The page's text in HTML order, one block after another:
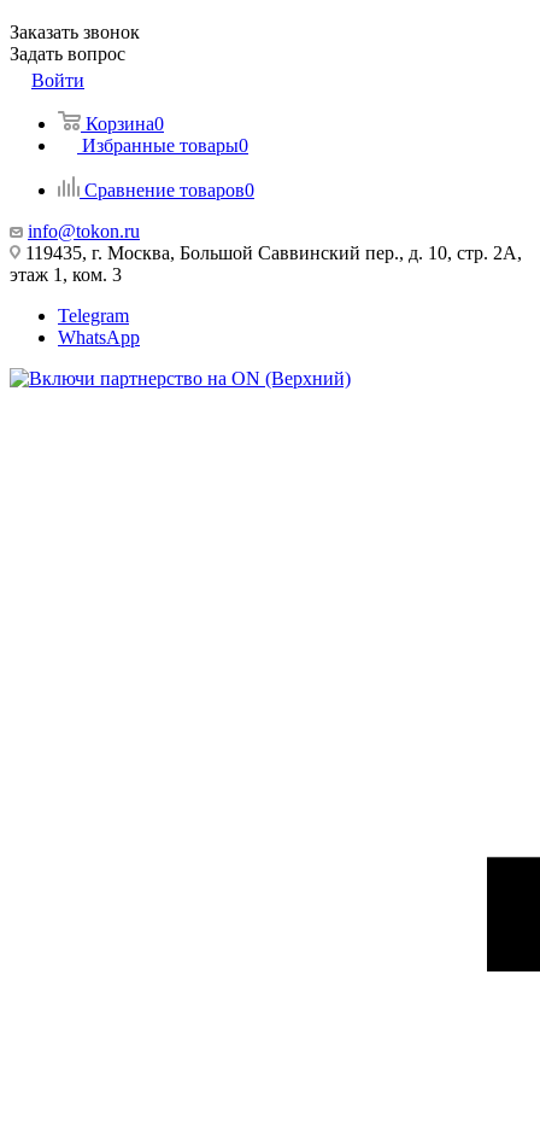
Заказать звонок
Задать вопрос
Войти
Корзина0
Избранные товары0
Сравнение товаров0
info@tokon.ru
119435, г. Москва, Большой Саввинский пер., д. 10, стр. 2А,
этаж 1, ком. 3
Telegram
WhatsApp